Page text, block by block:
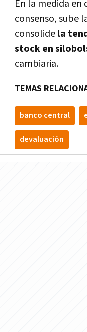
En la medida en
consenso, sube
consolidela
stock en
cambiaria.
TEMAS
banco central
devaluación